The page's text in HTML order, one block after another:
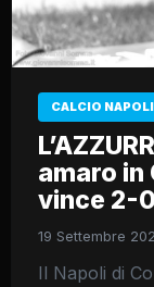
CALCIO NAPOLI
amaro in
vince 2-0
19 Settembre
Il Napoli di